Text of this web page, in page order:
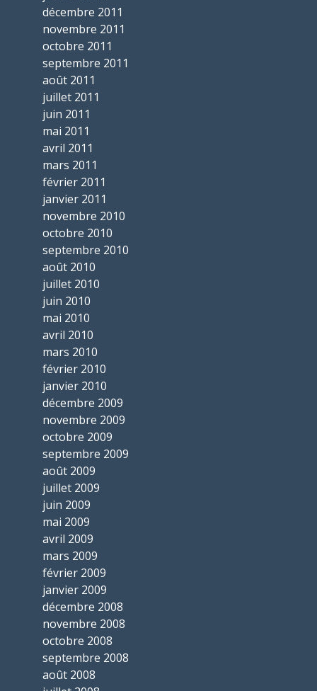
décembre 2011
novembre 2011
octobre 2011
septembre 2011
août 2011
juillet 2011
juin 2011
mai 2011
avril 2011
mars 2011
février 2011
janvier 2011
novembre 2010
octobre 2010
septembre 2010
août 2010
juillet 2010
juin 2010
mai 2010
avril 2010
mars 2010
février 2010
janvier 2010
décembre 2009
novembre 2009
octobre 2009
septembre 2009
août 2009
juillet 2009
juin 2009
mai 2009
avril 2009
mars 2009
février 2009
janvier 2009
décembre 2008
novembre 2008
octobre 2008
septembre 2008
août 2008